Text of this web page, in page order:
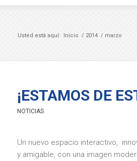
Usted está aquí: Inicio / 2014 / marzo
¡ESTAMOS DE
NOTICIAS
Un nuevo espacio interactivo,
y amigable, con una imagen